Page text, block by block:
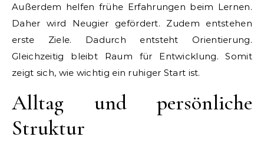
Außerdem helfen frühe Erfahrungen beim Lernen.
Daher wird Neugier gefördert. Zudem entstehen
erste Ziele. Dadurch entsteht Orientierung.
Gleichzeitig bleibt Raum für Entwicklung. Somit
zeigt sich, wie wichtig ein ruhiger Start ist.
Alltag und persönliche
Struktur